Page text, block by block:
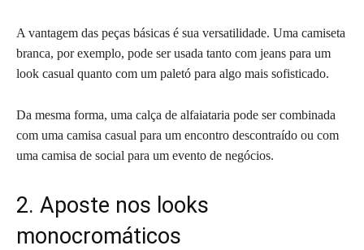
A vantagem das peças básicas é sua versatilidade. Uma camiseta
branca, por exemplo, pode ser usada tanto com jeans para um
look casual quanto com um paletó para algo mais sofisticado.
Da mesma forma, uma calça de alfaiataria pode ser combinada
com uma camisa casual para um encontro descontraído ou com
uma camisa de social para um evento de negócios.
2. Aposte nos looks
monocromáticos